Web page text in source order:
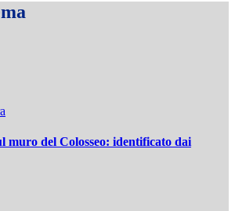
muro del Colosseo: identificato dai